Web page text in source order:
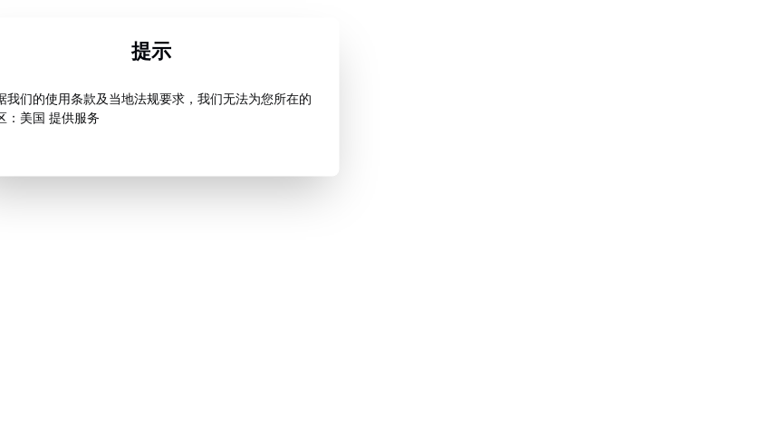
提示
我们的使用条款及当地法规要求，我们无法为您所在的
：美国 提供服务